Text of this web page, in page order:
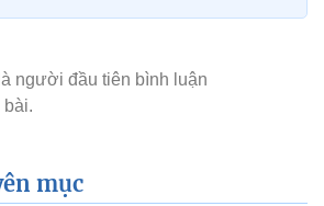
mục